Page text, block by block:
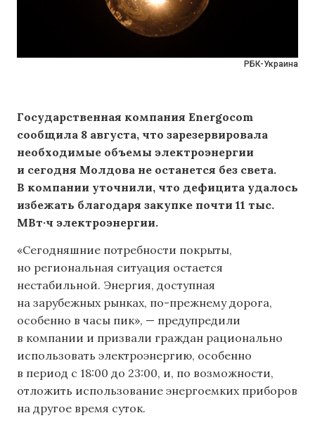
РБК-Украина
Государственная компания Energocom
сообщила 8 августа, что зарезервировала
необходимые объемы электроэнергии
и сегодня Молдова не останется без света.
В компании уточнили, что дефицита удалось
избежать благодаря закупке почти 11 тыс.
МВт·ч электроэнергии.
«Сегодняшние потребности покрыты,
но региональная ситуация остается
нестабильной. Энергия, доступная
на зарубежных рынках, по-прежнему дорога,
особенно в часы пик», — предупредили
в компании и призвали граждан рационально
использовать электроэнергию, особенно
в период с 18:00 до 23:00, и, по возможности,
отложить использование энергоемких приборов
на другое время суток.